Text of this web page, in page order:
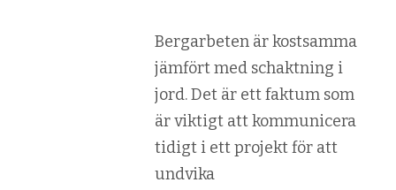
Bergarbeten är kostsamma
jämfört med schaktning i
jord. Det är ett faktum som
är viktigt att kommunicera
tidigt i ett projekt för att
undvika